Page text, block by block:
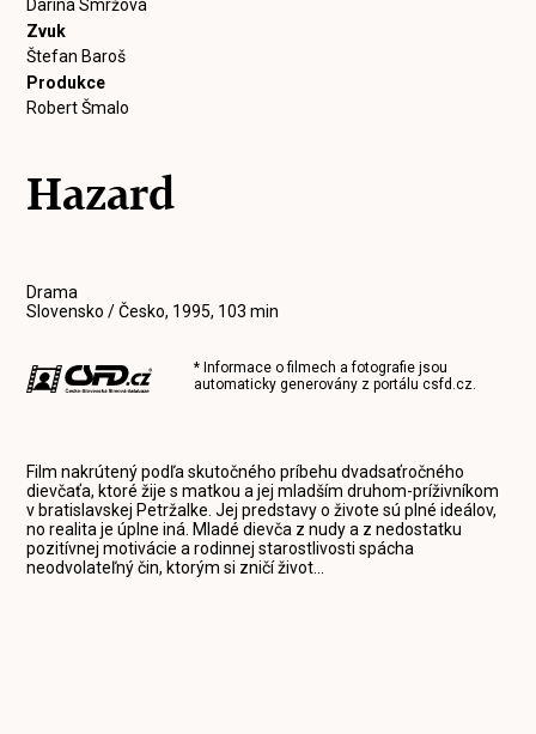
Darina Smržová
Zvuk
Štefan Baroš
Produkce
Robert Šmalo
Hazard
Drama
Slovensko / Česko, 1995, 103 min
* Informace o filmech a fotografie jsou
automaticky generovány z portálucsfd.cz.
Film nakrútený podľa skutočného príbehu dvadsaťročného
dievčaťa, ktoré žije s matkou a jej mladším druhom-príživníkom
v bratislavskej Petržalke. Jej predstavy o živote sú plné ideálov,
no realita je úplne iná. Mladé dievča z nudy a z nedostatku
pozitívnej motivácie a rodinnej starostlivosti spácha
neodvolateľný čin, ktorým si zničí život...